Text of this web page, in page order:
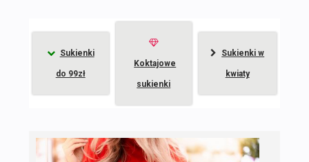
Sukienki
do 99zł
Koktajowe
sukienki
Sukienki w
kwiaty